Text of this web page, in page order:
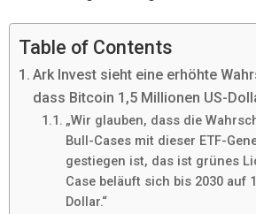
Table of Contents
Ark Invest sieht eine erhöhte
dass Bitcoin 1,5 Millionen US-
„Wir glauben, dass die
Bull-Cases mit dieser ETF-
gestiegen ist, das ist grünes
Case beläuft sich bis 2030 auf
Dollar.“